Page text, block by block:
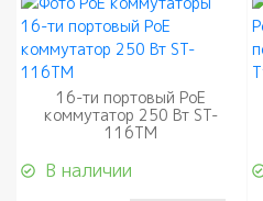
16-ти портовый PoE
коммутатор 250 Вт ST-
116TM
В наличии